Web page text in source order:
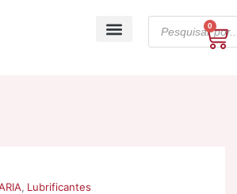
search
0
, Lubrificantes